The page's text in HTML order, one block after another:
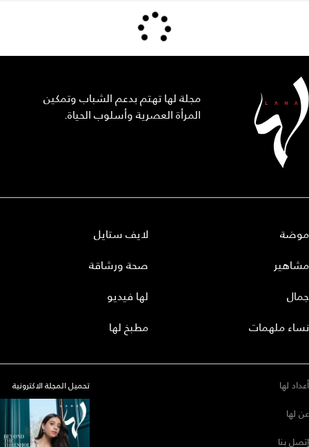
مجلة لها تهتم بدعم الشباب وتمكين
المرأة العصرية وأسلوب الحياة.
موضة
مشاهير
جمال
نساء ملهمات
لايف ستايل
صحة ورشاقة
لها فيديو
مطبخ لها
أعداد لها
عن لها
إتصل بنا
تحميل المجلة الاكترونية